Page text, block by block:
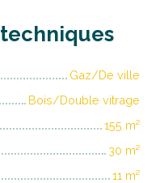
techniques
Gaz/De ville
Bois/Double vitrage
155 m²
30 m²
11 m²